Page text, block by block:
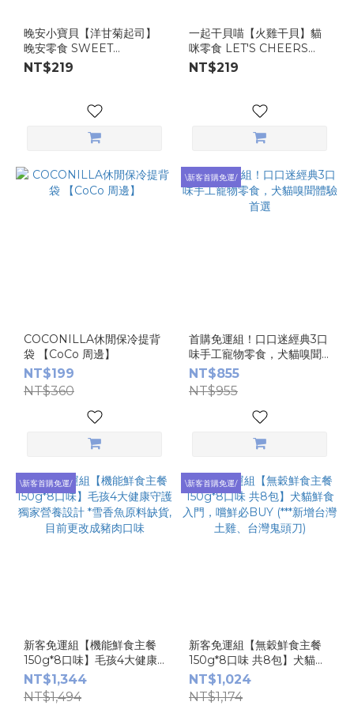
晚安小寶貝【洋甘菊起司】
晚安零食 SWEET
DREAMS 40g/包
NT$219
一起干貝喵【火雞干貝】貓
咪零食 LET'S CHEERS
40g/包
NT$219
COCONILLA休閒保冷提背
袋 【CoCo 周邊】
NT$199
NT$360
\新客首購免運/
首購免運組！口口迷經典3口
味手工寵物零食，犬貓嗅聞
體驗首選
NT$855
NT$955
\新客首購免運/
新客免運組【機能鮮食主餐
150g*8口味】毛孩4大健康
守護 獨家營養設計 *雪香魚
原料缺貨,目前更改成豬肉口
味
NT$1,344
NT$1,494
\新客首購免運/
新客免運組【無穀鮮食主餐
150g*8口味 共8包】犬貓鮮
食入門，嚐鮮必BUY (***新
增台灣土雞、台灣鬼頭刀)
NT$1,024
NT$1,174